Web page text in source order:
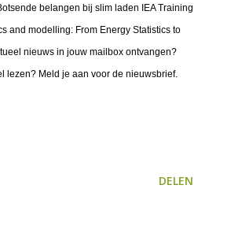
belangen bij slim laden IEA Training
and modelling: From Energy Statistics to
nieuws in jouw mailbox ontvangen?
lezen? Meld je aan voor de nieuwsbrief.
DELEN